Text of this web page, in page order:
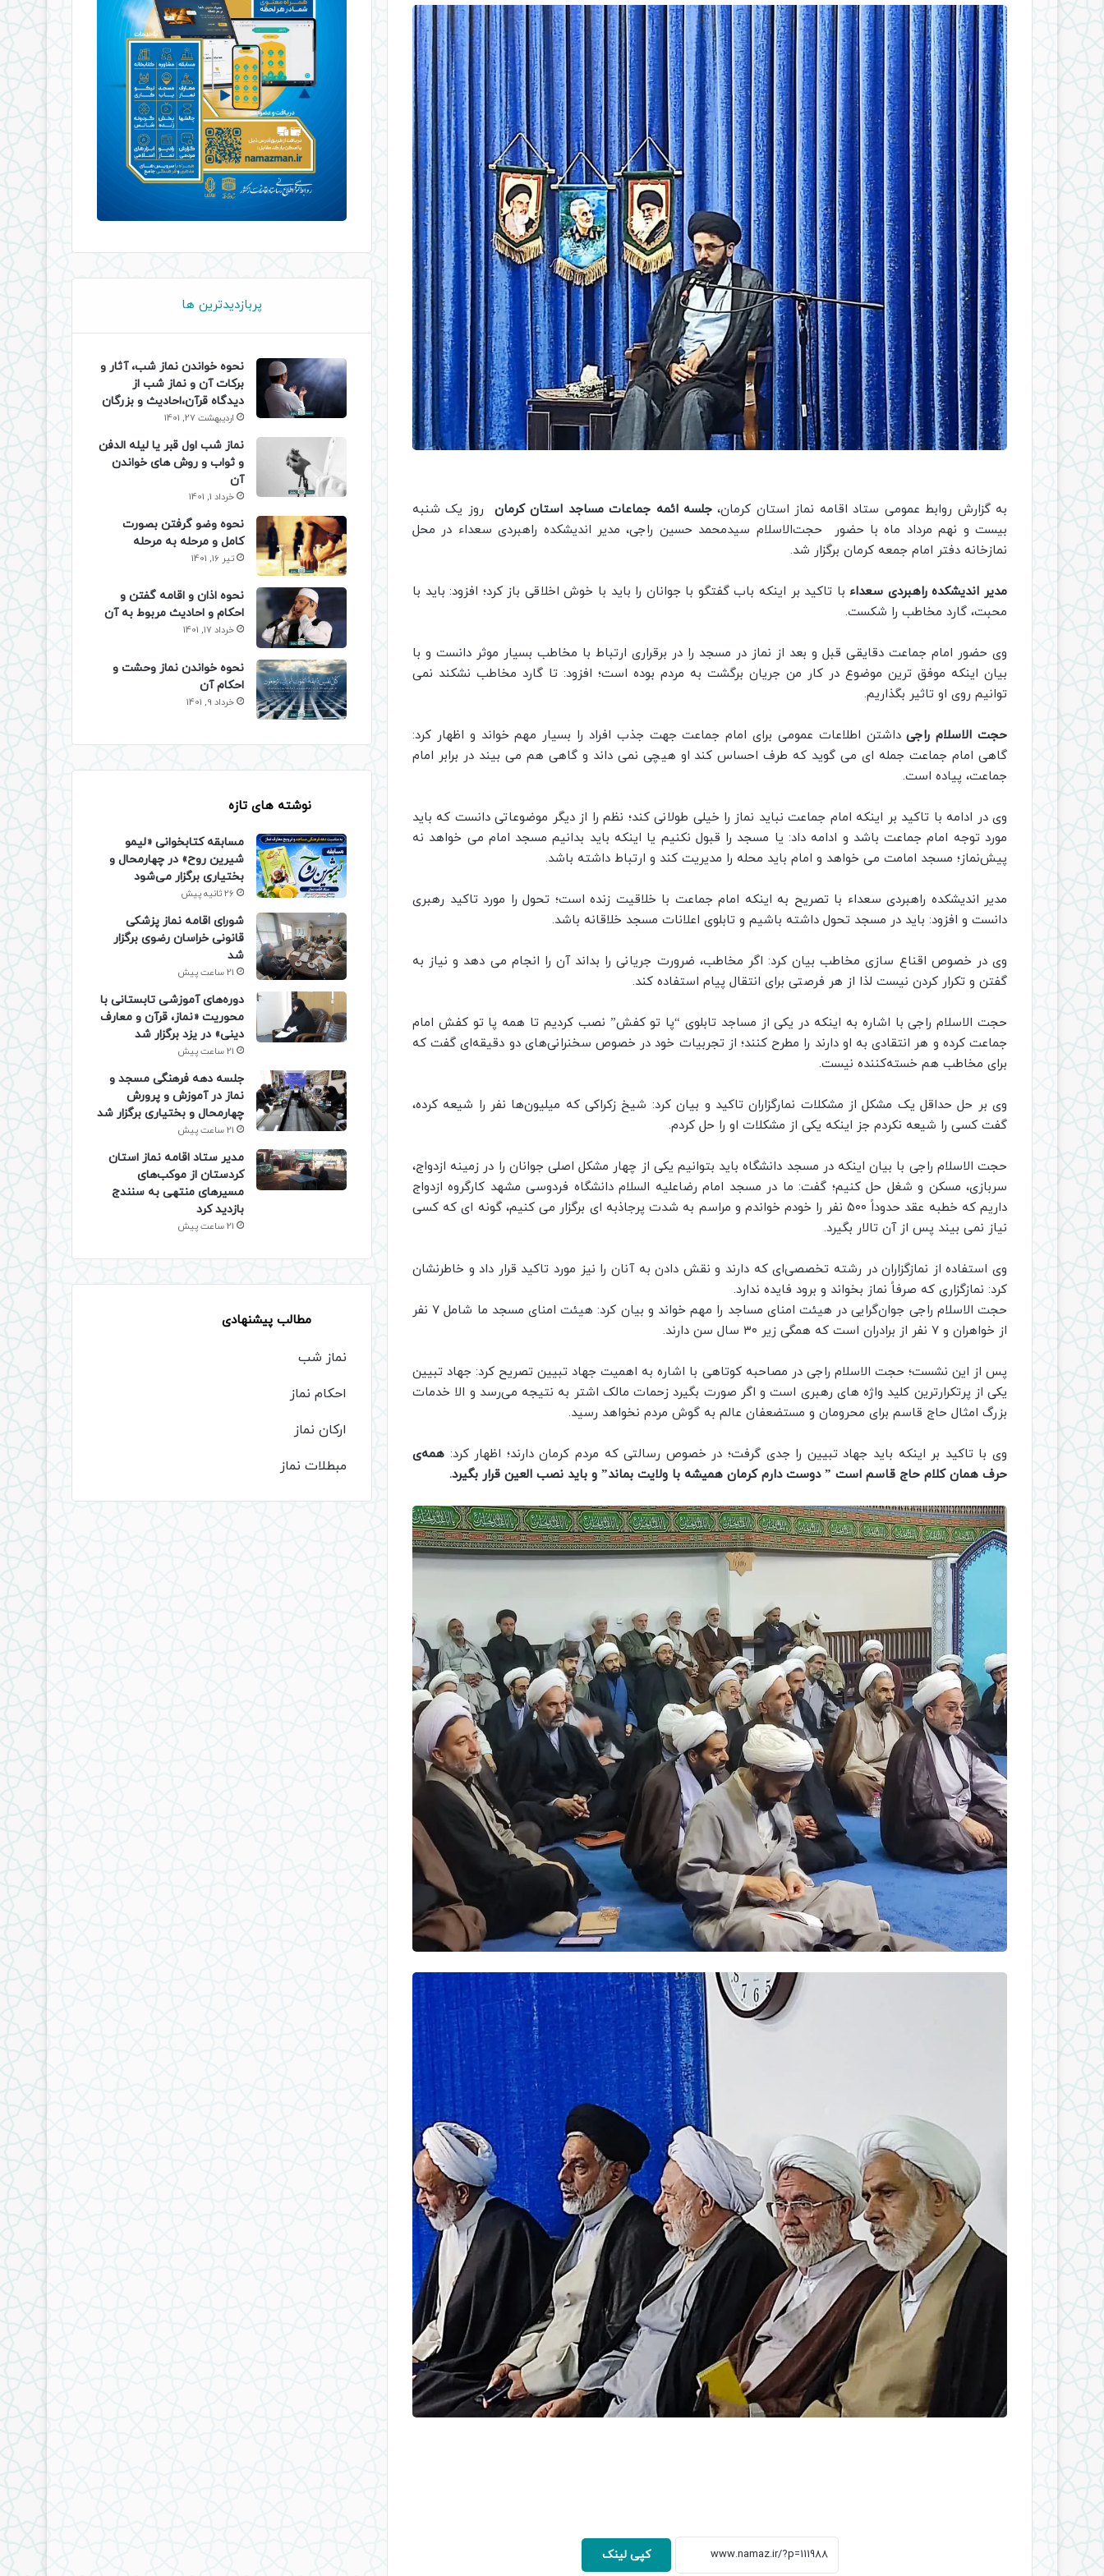
به گزارش روابط عمومی ستاد اقامه نماز استان کرمان، جلسه ائمه جماعات مساجد استان کرمان روز یک شنبه
بیست و نهم مرداد ماه با حضور حجت‌الاسلام سیدمحمد حسین راجی، مدیر اندیشکده راهبردی سعداء در محل
نمازخانه دفتر امام جمعه کرمان برگزار شد.
مدیر اندیشکده راهبردی سعداء با تاکید بر اینکه باب گفتگو با جوانان را باید با خوش اخلاقی باز کرد؛ افزود: باید با
محبت، گارد مخاطب را شکست.
وی حضور امام جماعت دقایقی قبل و بعد از نماز در مسجد را در برقراری ارتباط با مخاطب بسیار موثر دانست و با
بیان اينکه موفق ترین موضوع در کار من جریان برگشت به مردم بوده است؛ افزود: تا گارد مخاطب نشکند نمی
توانیم روی او تاثیر بگذاریم‌.
حجت الاسلام راجیداشتن اطلاعات عمومی برای امام جماعت جهت جذب افراد را بسیار مهم خواند و اظهار کرد:
گاهی امام جماعت جمله ای می گوید که طرف احساس کند او هیچی نمی داند و گاهی هم می بیند در برابر امام
جماعت، پیاده است.
وی در ادامه با تاکید بر اینکه امام جماعت نباید نماز را خیلی طولانی کند؛ نظم را از دیگر موضوعاتی دانست که باید
مورد توجه امام جماعت باشد و ادامه داد: یا مسجد را قبول نکنیم یا اینکه باید بدانیم مسجد امام می خواهد نه
پیش‌نماز؛ مسجد امامت می خواهد و امام باید محله را مدیریت کند و ارتباط داشته باشد.
مدیر اندیشکده راهبردی سعداء با تصریح به اینکه امام جماعت با خلاقیت زنده است؛ تحول را مورد تاکید رهبری
دانست و افزود: باید در مسجد تحول داشته باشیم و تابلوی اعلانات مسجد خلاقانه باشد.
وی در خصوص اقناع سازی مخاطب بیان کرد: اگر مخاطب، ضرورت جریانی را بداند آن را انجام می دهد و نیاز به
گفتن و تکرار کردن نیست لذا از هر فرصتی برای انتقال پیام استفاده کند.
حجت الاسلام راجی با اشاره به اینکه در یکی از مساجد تابلوی “پا تو کفش” نصب کردیم تا همه پا تو کفش امام
جماعت کرده و هر انتقادی به او دارند را مطرح کنند؛ از تجربیات خود در خصوص سخنرانی‌های دو دقیقه‌ای گفت که
برای مخاطب هم خسته‌کننده نیست.
وی بر حل حداقل یک مشکل از مشکلات نمارگزاران تاکید و بیان کرد: شیخ زکراکی که میلیون‌ها نفر را شیعه کرده،
گفت کسی را شیعه نکردم جز اینکه یکی از مشکلات او را حل کردم.
حجت الاسلام راجی با بیان اینکه در مسجد دانشگاه باید بتوانیم یکی از چهار مشکل اصلی جوانان را در زمینه ازدواج،
سربازی، مسکن و شغل حل کنیم؛ گفت: ما در مسجد امام رضاعلیه السلام دانشگاه فردوسی مشهد کارگروه ازدواج
داریم که خطبه عقد حدوداً ۵۰۰ نفر را خودم خواندم و مراسم به شدت پرجاذبه ای برگزار می کنیم، گونه ای که کسی
نیاز نمی بیند پس از آن تالار بگیرد.
وی استفاده از نمازگزاران در رشته تخصصی‌ای که دارند و نقش دادن به آنان را نیز مورد تاکید قرار داد و خاطرنشان
کرد: نمازگزاری که صرفاً نماز بخواند و برود فایده ندارد.
حجت الاسلام راجی جوان‌گرایی در هیئت امنای مساجد را مهم خواند و بیان کرد: هیئت امنای مسجد ما شامل ۷ نفر
از خواهران و ۷ نفر از برادران است که همگی زیر ۳۰ سال سن دارند.
پس از این نشست؛ حجت الاسلام راجی در مصاحبه کوتاهی با اشاره به اهمیت جهاد تبیین تصریح کرد: جهاد تبیین
یکی از پرتکرارترین کلید واژه های رهبری است و اگر صورت بگیرد زحمات مالک اشتر به نتیجه می‌رسد و الا خدمات
بزرگ امثال حاج قاسم برای محرومان و مستضعفان عالم به گوش مردم نخواهد رسید.
وی با تاکید بر اینکه باید جهاد تبیین را جدی گرفت؛ در خصوص رسالتی که مردم کرمان دارند؛ اظهار کرد: همه‌ی
حرف همان کلام حاج قاسم است ” دوست دارم کرمان همیشه با ولایت بماند” و باید نصب العین قرار بگیرد.
کپی لینک
پربازدیدترین ها
نحوه خواندن نماز شب، آثار و
برکات آن و نماز شب از
دیدگاه قرآن،احادیث و بزرگان
اردیبهشت 27, 1401
نماز شب اول قبر یا لیله الدفن
و ثواب و روش های خواندن
آن
خرداد 1, 1401
نحوه وضو گرفتن بصورت
کامل و مرحله به مرحله
تیر 16, 1401
نحوه اذان و اقامه گفتن و
احکام و احادیث مربوط به آن
خرداد 17, 1401
نحوه خواندن نماز وحشت و
احکام آن
خرداد 9, 1401
نوشته های تازه
مسابقه کتابخوانی «لیمو
شیرین روح» در چهارمحال و
بختیاری برگزار می‌شود
26 ثانیه پیش
شورای اقامه نماز پزشکی
قانونی خراسان رضوی برگزار
شد
21 ساعت پیش
دوره‌های آموزشی تابستانی با
محوریت «نماز، قرآن و معارف
دینی» در یزد برگزار شد
21 ساعت پیش
جلسه دهه فرهنگی مسجد و
نماز در آموزش و پرورش
چهارمحال و بختیاری برگزار شد
21 ساعت پیش
مدیر ستاد اقامه نماز استان
کردستان از موکب‌های
مسیرهای منتهی به سنندج
بازدید کرد
21 ساعت پیش
مطالب پیشنهادی
نماز شب
احکام نماز
ارکان نماز
مبطلات نماز